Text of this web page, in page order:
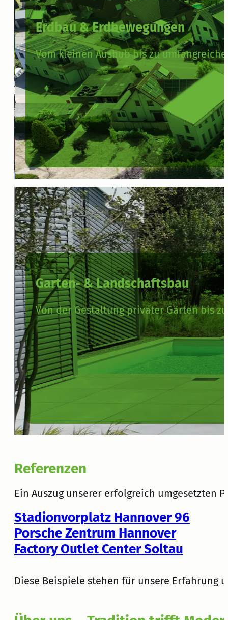
Erdbau & Erdbewegungen
Vom kleinen Aushub bis zu
Garten- & Landschaftsbau
Von der Gestaltung privater Gärten bis
Referenzen
Ein Auszug unserer erfolgreich umgesetzten
Stadionvorplatz Hannover 96
Porsche Zentrum Hannover
Factory Outlet Center Soltau
Diese Beispiele stehen für unsere Erfahrung